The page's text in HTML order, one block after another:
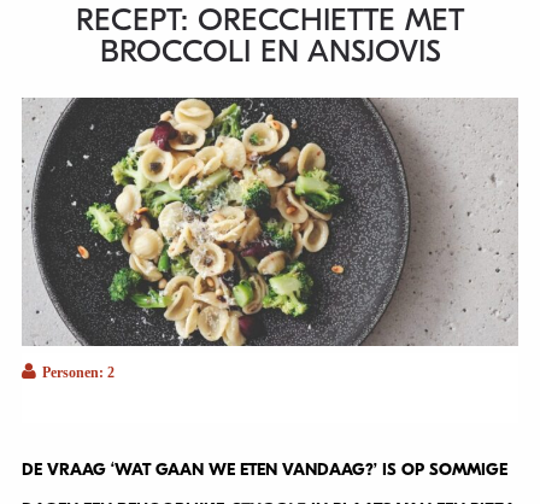
RECEPT: ORECCHIETTE MET
BROCCOLI EN ANSJOVIS
Personen: 2
DE VRAAG ‘WAT GAAN WE ETEN VANDAAG?’ IS OP SOMMIGE